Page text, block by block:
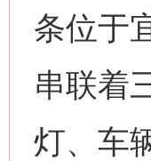
条位于
串联着
灯、车